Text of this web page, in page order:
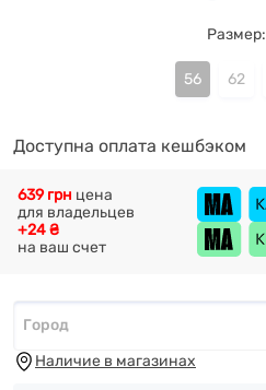
Размер:
56 62
Доступна оплата кешбэком
+24 ₴
на ваш счет
639 грн цена
для владельцев
Город*
Город
Наличие в магазинах